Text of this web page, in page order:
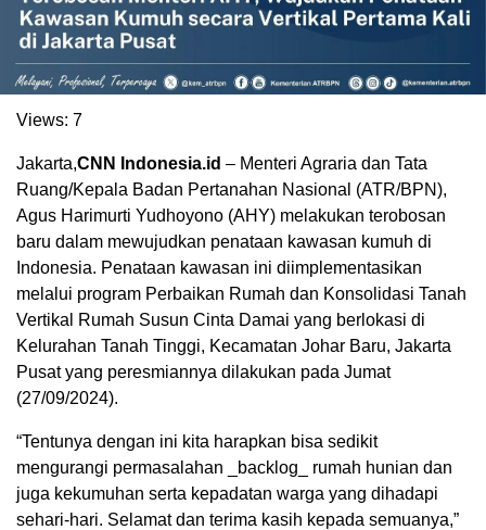
Views: 7
Jakarta,CNN Indonesia.id – Menteri Agraria dan Tata
Ruang/Kepala Badan Pertanahan Nasional (ATR/BPN),
Agus Harimurti Yudhoyono (AHY) melakukan terobosan
baru dalam mewujudkan penataan kawasan kumuh di
Indonesia. Penataan kawasan ini diimplementasikan
melalui program Perbaikan Rumah dan Konsolidasi Tanah
Vertikal Rumah Susun Cinta Damai yang berlokasi di
Kelurahan Tanah Tinggi, Kecamatan Johar Baru, Jakarta
Pusat yang peresmiannya dilakukan pada Jumat
(27/09/2024).
“Tentunya dengan ini kita harapkan bisa sedikit
mengurangi permasalahan _backlog_ rumah hunian dan
juga kekumuhan serta kepadatan warga yang dihadapi
sehari-hari. Selamat dan terima kasih kepada semuanya,”